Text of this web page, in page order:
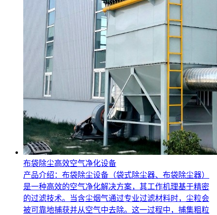
布袋除尘高效空气净化设备
产品介绍：布袋除尘设备（袋式除尘器、布袋除尘器）
是一种高效的空气净化解决方案，其工作机理基于精密
的过滤技术。当含尘烟气通过专业过滤材料时，尘粒会
被可靠地捕获并从空气中去除。这一过程中，捕集粗粒